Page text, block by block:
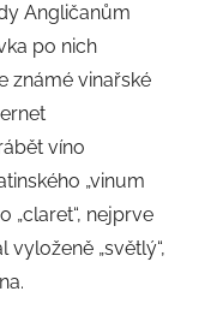
Angličanům
po nich
známé vinařské
víno
„vinum
„claret“, nejprve
vyloženě „světlý“,